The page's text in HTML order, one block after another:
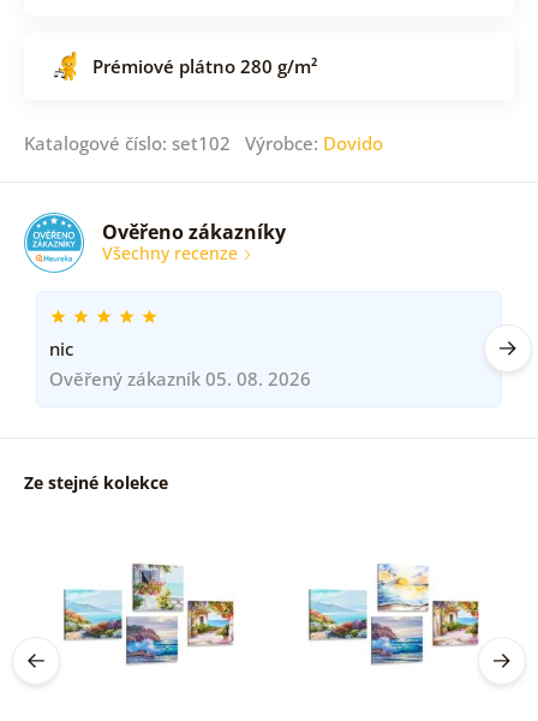
Prémiové plátno 280 g/m²
Katalogové číslo: set102 Výrobce: Dovido
Ověřeno zákazníky
Všechny recenze
nic
Ověřený zákazník 05. 08. 2026
Ze stejné kolekce